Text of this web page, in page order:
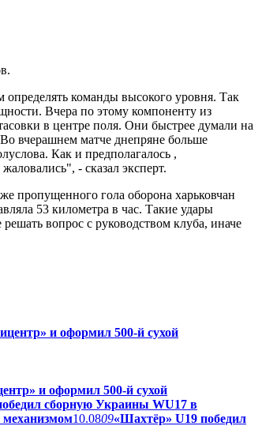
команды высокого уровня. Так
Вчера по этому компоненту из
в центре поля. Они быстрее думали на
вчерашнем матче днепряне больше
Как и предполагалось ,
- сказал эксперт.
пропущенного гола оборона харьковчан
53 километра в час. Такие удары
вопрос с руководством клуба, иначе
и оформил 500-й сухой
и оформил 500-й сухой
сборную Украины WU17 в
10.0809«Шахтёр» U19 победил